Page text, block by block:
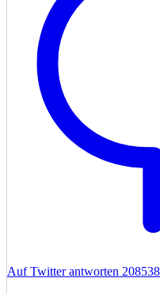
Auf Twitter antworten